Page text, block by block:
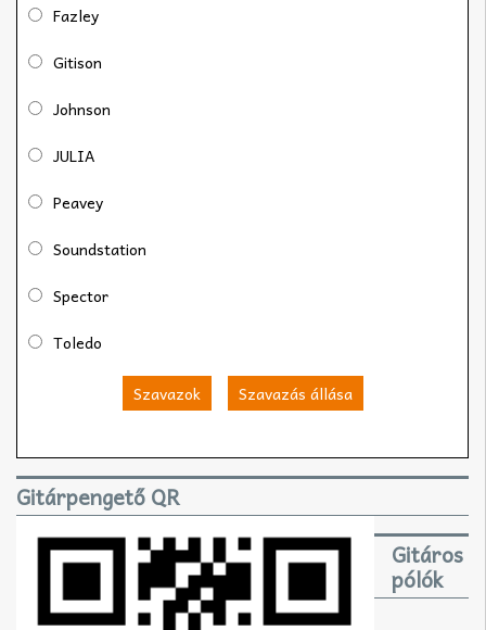
Fazley
Gitison
Johnson
JULIA
Peavey
Soundstation
Spector
Toledo
Szavazok Szavazás állása
Gitárpengető QR
Gitáros
pólók